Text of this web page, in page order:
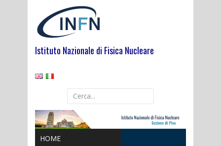
Istituto Nazionale di Fisica Nucleare
HOME